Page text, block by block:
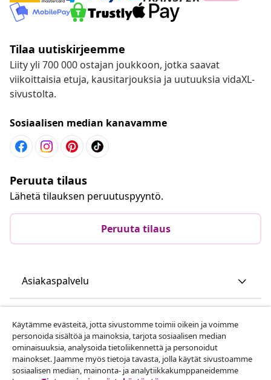
Tilaa uutiskirjeemme
Liity yli 700 000 ostajan joukkoon, jotka saavat
viikoittaisia etuja, kausitarjouksia ja uutuuksia vidaXL-
sivustolta.
Sosiaalisen median kanavamme
Peruuta tilaus
Lähetä tilauksen peruutuspyyntö.
Peruuta tilaus
Asiakaspalvelu
vidaXL
Käytämme evästeitä, jotta sivustomme toimii oikein ja voimme
personoida sisältöä ja mainoksia, tarjota sosiaalisen median
ominaisuuksia, analysoida tietoliikennettä ja personoidut
mainokset. Jaamme myös tietoja tavasta, jolla käytät sivustoamme
sosiaalisen median, mainonta- ja analytiikkakumppaneidemme